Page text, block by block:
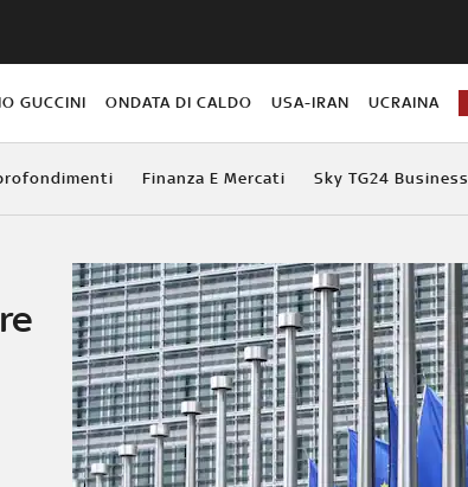
GUCCINI ONDATA DI CALDO USA-IRAN UCRAINA
Finanza E Mercati Sky TG24 Business